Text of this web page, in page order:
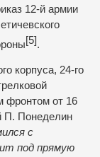
12-й армии
[5].
корпуса, 24-го
фронтом от 16
П. Понеделин
с
под прямую